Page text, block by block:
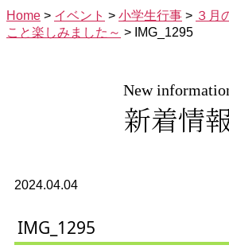
Home > イベント > 小学生行事 > ３月
こと楽しみました～ > IMG_1295
New
新着情
2024.04.04
IMG_1295